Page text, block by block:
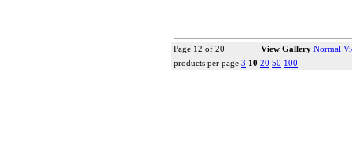
Page 12 of 20 View Gallery Normal
products per page 3 10 20 50 100